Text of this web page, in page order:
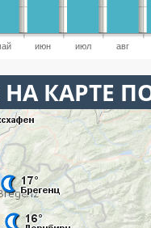
июн июл авг
КАРТЕ